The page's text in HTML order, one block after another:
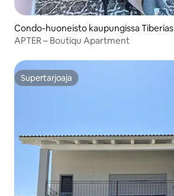
Condo-huoneisto kaupungissa Tiberias
APTER – Boutiqu Apartment
Supertarjoaja
Supertarjoaja